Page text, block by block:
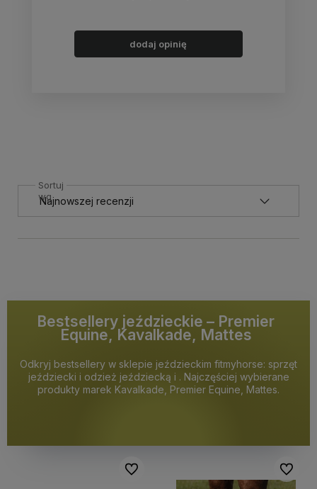
dodaj opinię
Sortuj
wg
Bestsellery jeździeckie – Premier
Equine, Kavalkade, Mattes
Odkryj bestsellery w sklepie jeździeckim fitmyhorse: sprzęt
jeździecki i odzież jeździecką i . Najczęściej wybierane
produkty marek Kavalkade, Premier Equine, Mattes.
Do ulubionych Do